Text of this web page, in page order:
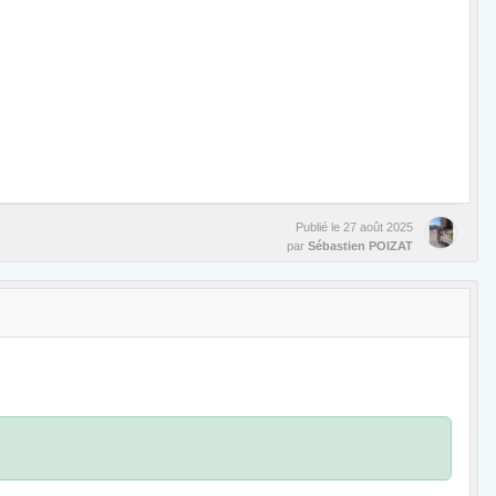
Publié le 27 août 2025
par Sébastien POIZAT